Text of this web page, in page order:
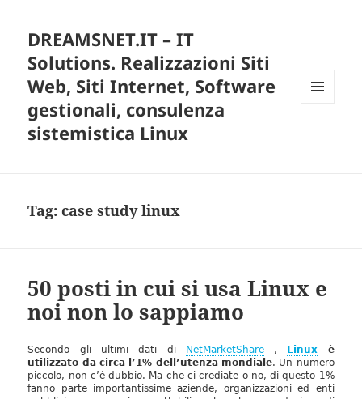
DREAMSNET.IT – IT
Solutions. Realizzazioni Siti
Web, Siti Internet, Software
gestionali, consulenza
sistemistica Linux
Tag:case study linux
50 posti in cui si usa Linux e
noi non lo sappiamo
Secondo gli ultimi dati di NetMarketShare, Linux
è
utilizzato da circa l’1% dell’utenza mondiale. Un numero
piccolo, non c’è dubbio. Ma che ci crediate o no, di questo 1%
fanno parte importantissime aziende, organizzazioni ed enti